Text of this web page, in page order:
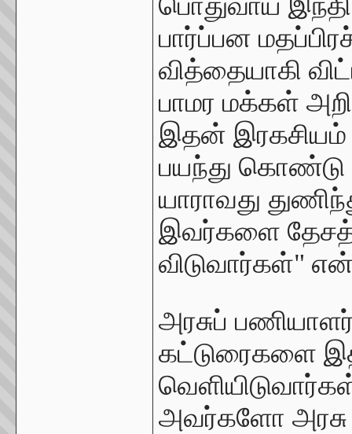
பார்ப்பன
வித்தையாகி
பாமர மக்கள்
இதன் இரகசியம்
பயந்து கொண்டு
யாராவது
இவர்களை
விடுவார்கள்"
அரசுப்
கட்டுரைகளை
அவர்களோ